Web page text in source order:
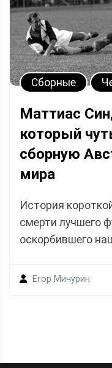
Сборные
Маттиас
который
сборную
мира
История
смерти лучшего
оскорбившего
Егор Мичурин